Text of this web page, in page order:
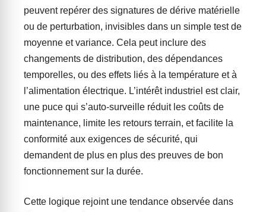
peuvent repérer des signatures de dérive matérielle
ou de perturbation, invisibles dans un simple test de
moyenne et variance. Cela peut inclure des
changements de distribution, des dépendances
temporelles, ou des effets liés à la température et à
l’alimentation électrique. L’intérêt industriel est clair,
une puce qui s’auto-surveille réduit les coûts de
maintenance, limite les retours terrain, et facilite la
conformité aux exigences de sécurité, qui
demandent de plus en plus des preuves de bon
fonctionnement sur la durée.
Cette logique rejoint une tendance observée dans